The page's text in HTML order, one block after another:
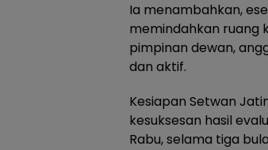
Ia menambahkan,
memindahkan ruang
pimpinan dewan,
dan aktif.
Kesiapan Setwan
kesuksesan hasil
Rabu, selama tiga